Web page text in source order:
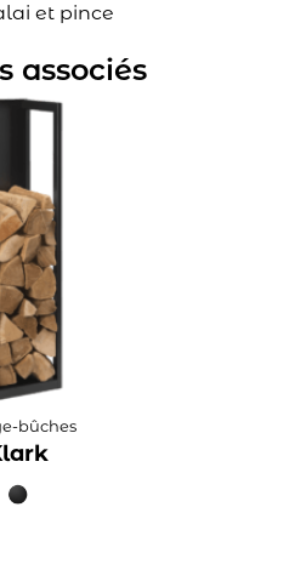
et pince
associés
bûches